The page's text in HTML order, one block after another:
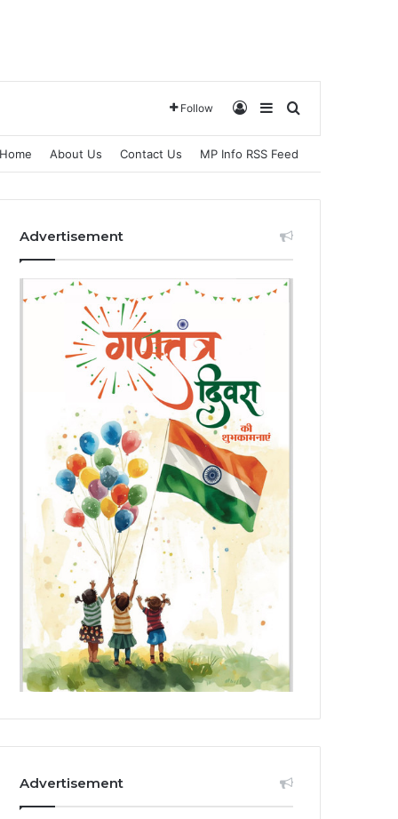
Follow Log InSidebarSearch for
Home About Us Contact Us MP Info RSS Feed
Advertisement
Advertisement